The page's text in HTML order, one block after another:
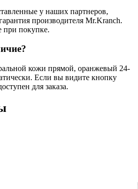
у наших партнеров,
производителя Mr.Kranch.
при покупке.
кожи прямой, оранжевый 24-
Если вы видите кнопку
для заказа.